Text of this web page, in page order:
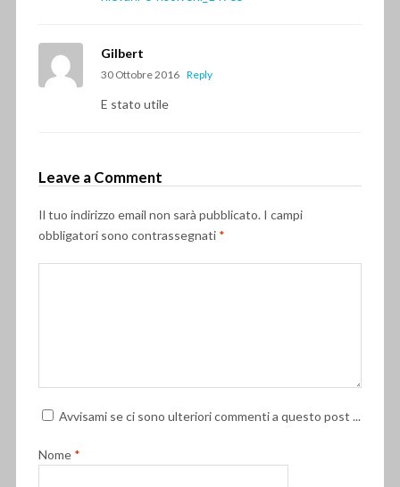
Gilbert
30 Ottobre 2016 Reply
E stato utile
Leave a Comment
Il tuo indirizzo email non sarà pubblicato. I campi
obbligatori sono contrassegnati *
Avvisami se ci sono ulteriori commenti a questo post ...
Nome *